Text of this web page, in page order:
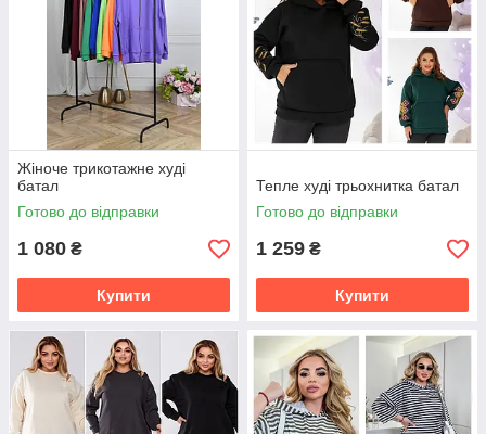
Жіноче трикотажне худі
батал
Готово до відправки
1 080 ₴
Купити
Тепле худі трьохнитка батал
Готово до відправки
1 259 ₴
Купити